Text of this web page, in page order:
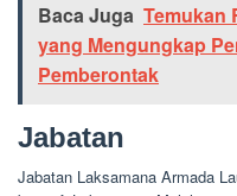
Baca Juga Temukan
yang Mengungkap
Pemberontak
Jabatan
Jabatan Laksamana Armada